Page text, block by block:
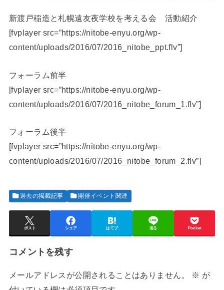
新渡戸稲造と札幌遠友夜学校を考える会 活動紹介
[fvplayer src=”https://nitobe-enyu.org/wp-
content/uploads/2016/07/2016_nitobe_ppt.flv”]
フォーラム前半
[fvplayer src=”https://nitobe-enyu.org/wp-
content/uploads/2016/07/2016_nitobe_forum_1.flv”]
フォーラム後半
[fvplayer src=”https://nitobe-enyu.org/wp-
content/uploads/2016/07/2016_nitobe_forum_2.flv”]
過去の掲載記事 開催イベント関連
ポスト シェア はてブ 送る Pocket
コメントを残す
メールアドレスが公開されることはありません。 ※ が